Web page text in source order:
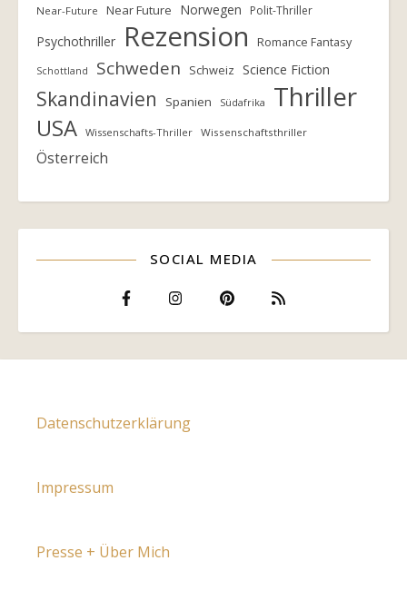
Near-Future Near Future Norwegen Polit-Thriller
Psychothriller Rezension Romance Fantasy
Schottland Schweden Schweiz Science Fiction
Skandinavien Spanien Südafrika Thriller
USA Wissenschafts-Thriller Wissenschaftsthriller
Österreich
SOCIAL MEDIA
Datenschutzerklärung
Impressum
Presse + Über Mich